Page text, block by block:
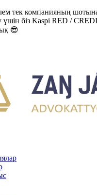
тек компанияның шотына
үшін біз Kaspi RED /
😎